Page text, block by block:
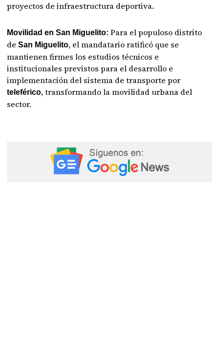
proyectos de infraestructura deportiva.
Movilidad en San Miguelito: Para el populoso distrito
deSan Miguelito, el mandatario ratificó que se
mantienen firmes los estudios técnicos e
institucionales previstos para el desarrollo e
implementación del sistema de transporte por
teleférico, transformando la movilidad urbana del
sector.